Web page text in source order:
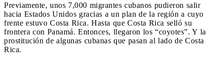
Previamente, unos 7,000 migrantes cubanos pudieron salir
hacia Estados Unidos gracias a un plan de la región a cuyo
frente estuvo Costa Rica. Hasta que Costa Rica selló su
frontera con Panamá. Entonces, llegaron los “coyotes”. Y la
prostitución de algunas cubanas que pasan al lado de Costa
Rica.